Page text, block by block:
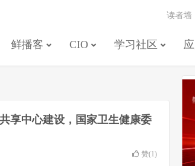
鲜播客 CIO 学习社区
读者墙
享中心建设，国家卫生健康委
赞(1)